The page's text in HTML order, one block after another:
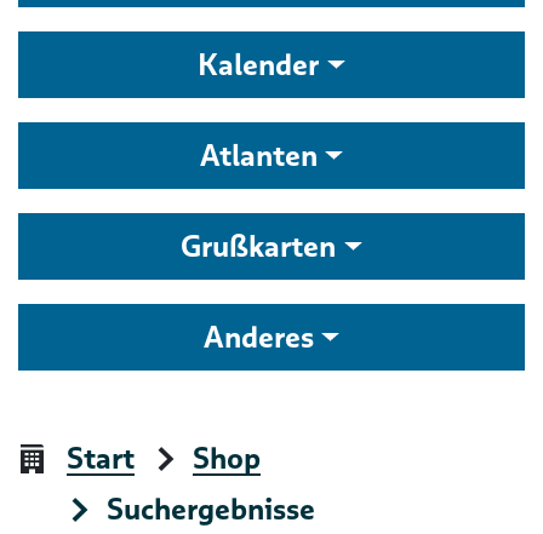
Kalender
Atlanten
Grußkarten
Anderes
Start
Shop
Suchergebnisse